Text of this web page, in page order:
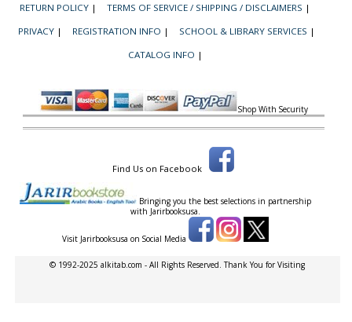
RETURN POLICY | TERMS OF SERVICE / SHIPPING / DISCLAIMERS |
PRIVACY | REGISTRATION INFO | SCHOOL & LIBRARY SERVICES |
CATALOG INFO |
Shop With Security
Find Us on Facebook
Bringing you the best selections in partnership
with Jarirbooksusa.
Visit Jarirbooksusa on Social Media
© 1992-2025 alkitab.com - All Rights Reserved. Thank You for Visiting